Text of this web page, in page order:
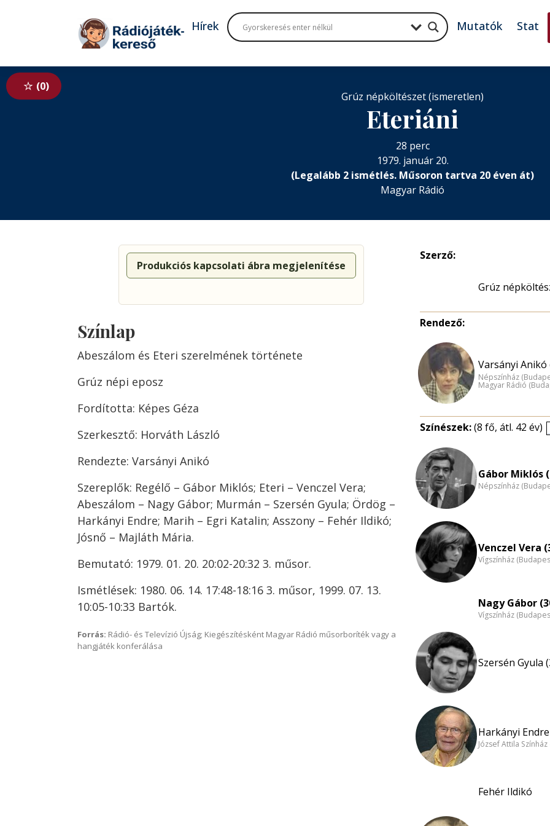
Tovább a tartalomhoz
Hírek Mutatók Stat
0
Grúz népköltészet (ismeretlen)
Eteriáni
28 perc
1979. január 20.
(Legalább 2 ismétlés. Műsoron tartva 20 éven át)
Magyar Rádió
Produkciós kapcsolati ábra megjelenítése
Színlap
Abeszálom és Eteri szerelmének története
Grúz népi eposz
Fordította: Képes Géza
Szerkesztő: Horváth László
Rendezte: Varsányi Anikó
Szereplők: Regélő – Gábor Miklós; Eteri – Venczel Vera;
Abeszálom – Nagy Gábor; Murmán – Szersén Gyula; Ördög –
Harkányi Endre; Marih – Egri Katalin; Asszony – Fehér Ildikó;
Jósnő – Majláth Mária.
Bemutató: 1979. 01. 20. 20:02-20:32 3. műsor.
Ismétlések: 1980. 06. 14. 17:48-18:16 3. műsor, 1999. 07. 13.
10:05-10:33 Bartók.
Forrás: Rádió- és Televízió Újság; Kiegészítésként Magyar Rádió műsorboríték vagy a
hangjáték konferálása
Szerző:
Grúz
Rendező:
Varsányi Anikó
Népszínház
Magyar Rádió
Színészek:(8 fő, átl. 42 év)
Gábor Miklós
Népszínház
Venczel Vera
Vígszínház
Nagy Gábor
Vígszínház
Szersén Gyula
Harkányi
József Attila
Fehér Ildikó